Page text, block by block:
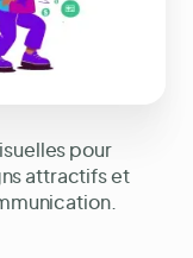
pour
attractifs et